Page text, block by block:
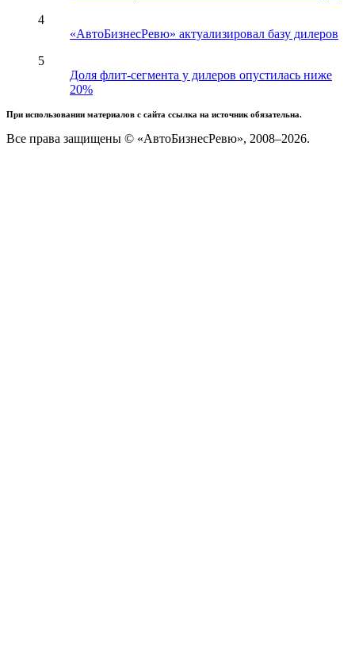
4
«АвтоБизнесРевю» актуализировал базу дилеров
5
Доля флит-сегмента у дилеров опустилась ниже
20%
При использовании материалов с сайта ссылка на источник обязательна.
Все права защищены © «АвтоБизнесРевю», 2008–2026.